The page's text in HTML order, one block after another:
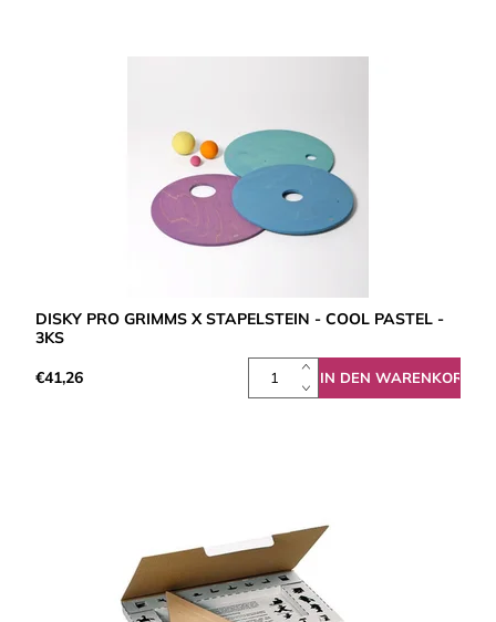
DISKY PRO GRIMMS X STAPELSTEIN - COOL PASTEL -
3KS
€41,26